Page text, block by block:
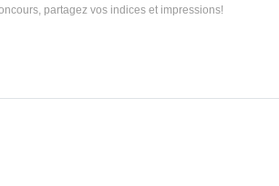
partagez vos indices et impressions!